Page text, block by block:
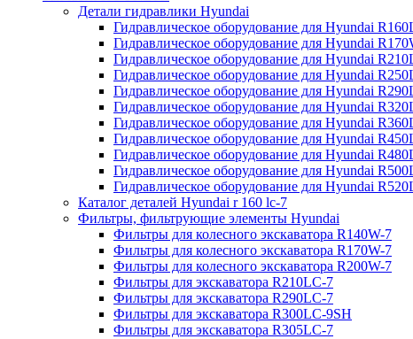
Детали гидравлики Hyundai
Гидравлическое оборудование для Hyundai
Гидравлическое оборудование для Hyundai
Гидравлическое оборудование для Hyundai
Гидравлическое оборудование для Hyundai
Гидравлическое оборудование для Hyundai
Гидравлическое оборудование для Hyundai
Гидравлическое оборудование для Hyundai
Гидравлическое оборудование для Hyundai
Гидравлическое оборудование для Hyundai
Гидравлическое оборудование для Hyundai
Гидравлическое оборудование для Hyundai
Каталог деталей Hyundai r 160 lc-7
Фильтры, фильтрующие элементы Hyundai
Фильтры для колесного экскаватора R140W-7
Фильтры для колесного экскаватора R170W-7
Фильтры для колесного экскаватора R200W-7
Фильтры для экскаватора R210LC-7
Фильтры для экскаватора R290LC-7
Фильтры для экскаватора R300LC-9SH
Фильтры для экскаватора R305LC-7